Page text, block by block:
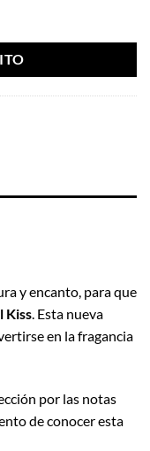
y encanto, para que
Kiss. Esta nueva
en la fragancia
por las notas
de conocer esta